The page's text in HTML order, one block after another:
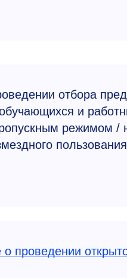
отбора
обучающихся и
режимом /
проведении